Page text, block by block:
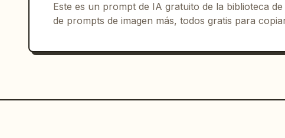
Este es un prompt de IA gratuito de la biblioteca
de prompts de imagen más, todos gratis para